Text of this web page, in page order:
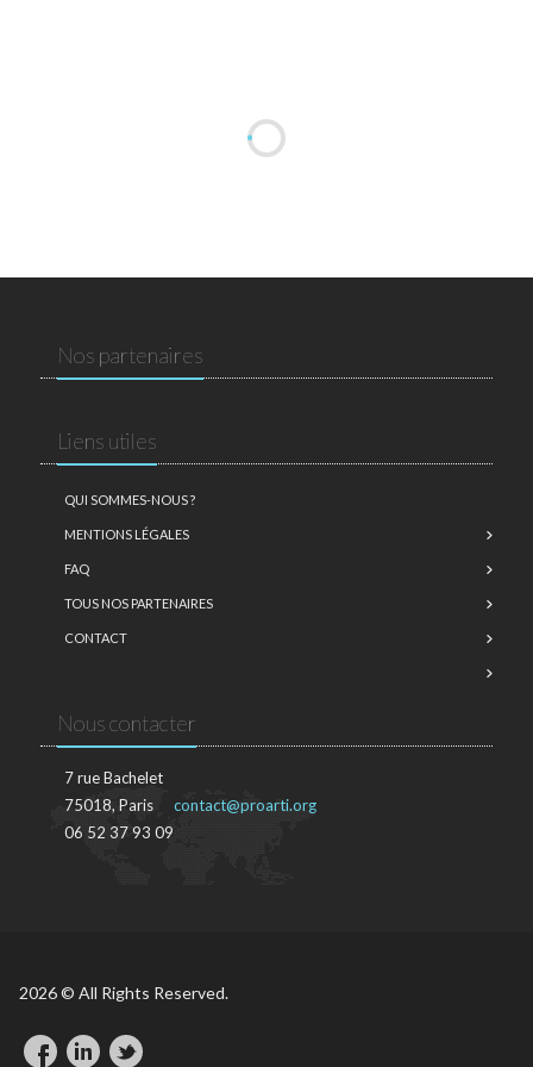
Nos partenaires
Liens utiles
QUI SOMMES-NOUS ?
MENTIONS LÉGALES
FAQ
TOUS NOS PARTENAIRES
CONTACT
Nous contacter
7 rue Bachelet
75018, Paris
06 52 37 93 09
contact@proarti.org
2026 © All Rights Reserved.